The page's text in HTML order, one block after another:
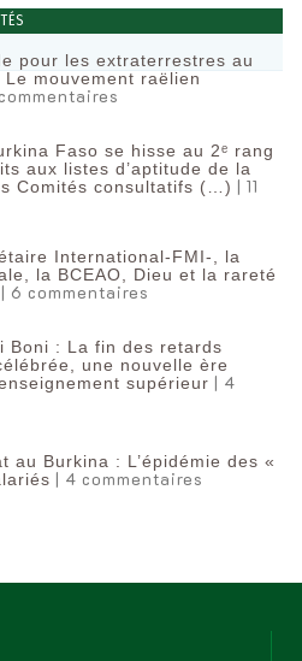
pour les extraterrestres au
mouvement raëlien
Faso se hisse au 2ᵉ rang
aux listes d’aptitude de la
Comités consultatifs (…) | 11
International-FMI-, la
la BCEAO, Dieu et la rareté
| 6 commentaires
Boni : La fin des retards
une nouvelle ère
supérieur | 4
au Burkina : L’épidémie des «
| 4 commentaires